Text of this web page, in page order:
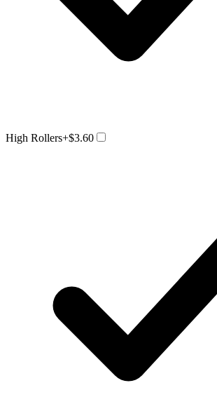
High Rollers+$3.60